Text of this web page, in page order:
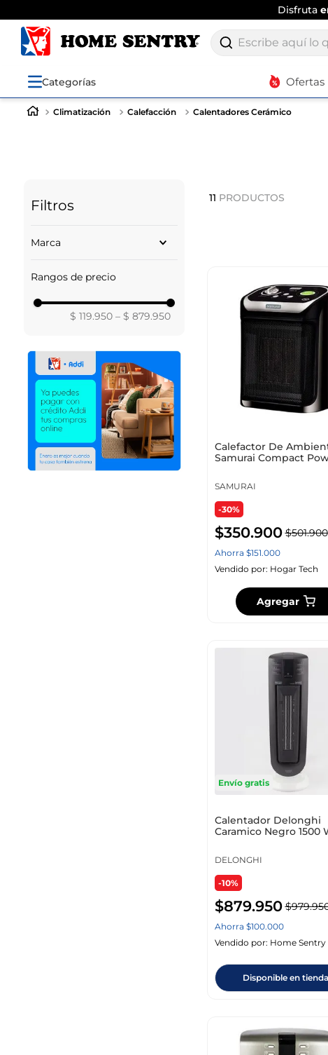
Disfruta
Escribe aquí lo que
Categorías Ofertas
Climatización Calefacción Calentadores Cerámico
Filtros
Marca
SAMURAI
HONEYWELL
Rangos de precio
$ 119.950 – $ 879.950
11 PRODUCTOS
Calefactor De
Samurai Compact
SAMURAI
-30%
$350.900 $501.900
Ahorra $151.000
Vendido por: Hogar Tech
Agregar
Envío gratis
Calentador Delonghi
Caramico Negro 1500
DELONGHI
-10%
$879.950 $979.
Ahorra $100.000
Vendido por: Home Sentry
Disponible en